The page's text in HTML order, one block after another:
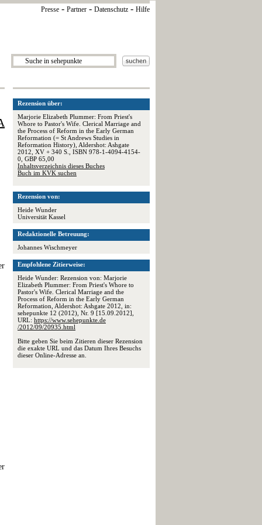
Presse - Partner - Datenschutz - Hilfe
Rezension über:
Marjorie Elizabeth Plummer: From Priest's
Whore to Pastor's Wife. Clerical Marriage and
the Process of Reform in the Early German
Reformation (= St Andrews Studies in
Reformation History), Aldershot: Ashgate
2012, XV + 340 S., ISBN 978-1-4094-4154-
0, GBP 65,00
Inhaltsverzeichnis dieses Buches
Buch im KVK suchen
Rezension von:
Heide Wunder
Universität Kassel
Redaktionelle Betreuung:
Johannes Wischmeyer
Empfohlene Zitierweise:
Heide Wunder: Rezension von: Marjorie
Elizabeth Plummer: From Priest's Whore to
Pastor's Wife. Clerical Marriage and the
Process of Reform in the Early German
Reformation, Aldershot: Ashgate 2012, in:
sehepunkte 12 (2012), Nr. 9 [15.09.2012],
URL: https://www.sehepunkte.de
/2012/09/20935.html
Bitte geben Sie beim Zitieren dieser Rezension
die exakte URL und das Datum Ihres Besuchs
dieser Online-Adresse an.